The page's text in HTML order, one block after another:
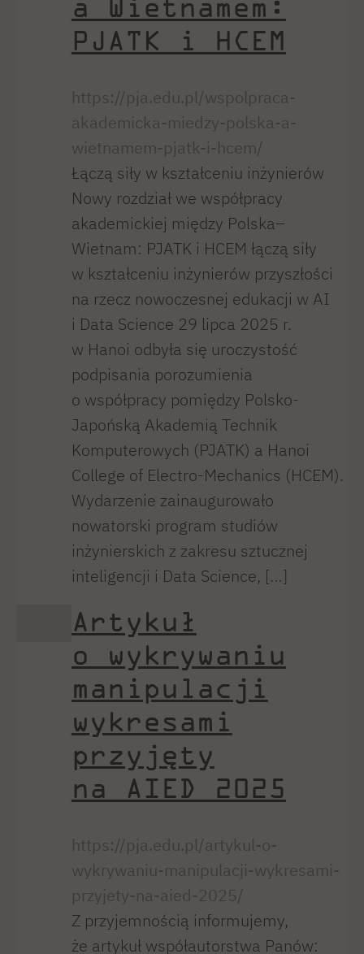
PJATK i HCEM
https://pja.edu.pl/wspolpraca-
akademicka-miedzy-polska-a-
wietnamem-pjatk-i-hcem/
Łączą siły w kształceniu inżynierów
Nowy rozdział we współpracy
akademickiej między Polska–
Wietnam: PJATK i HCEM łączą siły
w kształceniu inżynierów przyszłości
na rzecz nowoczesnej edukacji w AI
i Data Science 29 lipca 2025 r.
w Hanoi odbyła się uroczystość
podpisania porozumienia
o współpracy pomiędzy Polsko-
Japońską Akademią Technik
Komputerowych (PJATK) a Hanoi
College of Electro-Mechanics (HCEM).
Wydarzenie zainaugurowało
nowatorski program studiów
inżynierskich z zakresu sztucznej
inteligencji i Data Science, […]
Artykuł
o wykrywaniu
manipulacji
wykresami
przyjęty
na AIED 2025
https://pja.edu.pl/artykul-o-
wykrywaniu-manipulacji-wykresami-
przyjety-na-aied-2025/
Z przyjemnością informujemy,
że artykuł współautorstwa Panów: